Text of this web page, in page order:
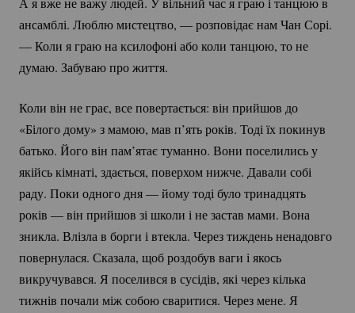
ансамблі. Люблю мистецтво, — розповідає нам Чан Сорі.
— Коли я граю на ксилофоні або коли танцюю, то не
думаю. Забуваю про життя.
Коли він не грає, все повертається: він прийшов до
«Білого дому» з мамою, мав п’ять років. Тоді їх покинув
батько. Його він пам’ятає туманно. Вони поселились у
якійсь кімнаті, здається, поверхом нижче. Давали собі
раду. Поки одного дня — йому тоді було тринадцять
років — він прийшов зі школи і не застав мами. Вона
зникла. Влізла в борги і втекла. Через тиждень ненадовго
повернулася. Сказала, щоб роздобув ваги і якось
викручувався. Я поселився в сусідів, які через кілька
тижнів почали між собою сваритися. Через мене. Я